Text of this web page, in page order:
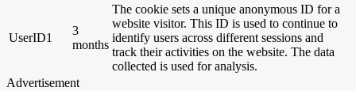
UserID1
3
months
The cookie sets a unique anonymous ID for a
website visitor. This ID is used to continue to
identify users across different sessions and
track their activities on the website. The data
collected is used for analysis.
Advertisement